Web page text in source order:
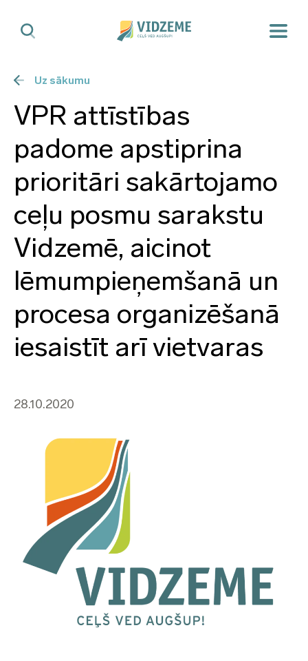
Uz sākumu
VPR attīstības
padome apstiprina
prioritāri sakārtojamo
ceļu posmu sarakstu
Vidzemē, aicinot
lēmumpieņemšanā un
procesa organizēšanā
iesaistīt arī vietvaras
28.10.2020